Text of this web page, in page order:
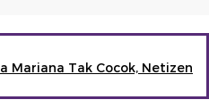
Mariana Tak Cocok, Netizen